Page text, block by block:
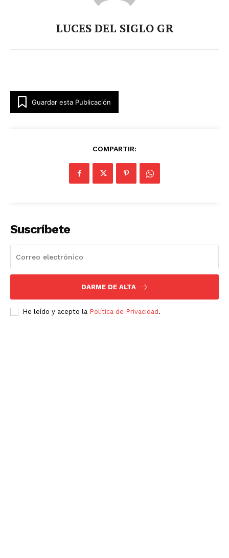
LUCES DEL SIGLO GR
Guardar esta Publicación
COMPARTIR:
Suscríbete
DARME DE ALTA
He leído y acepto la Política de Privacidad .